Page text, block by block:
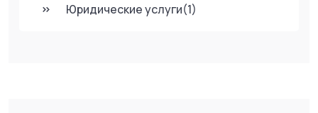
Юридические услуги(1)